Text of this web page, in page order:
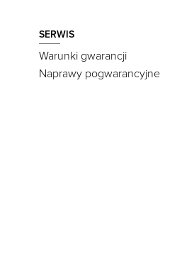
SERWIS
Warunki gwarancji
Naprawy pogwarancyjne